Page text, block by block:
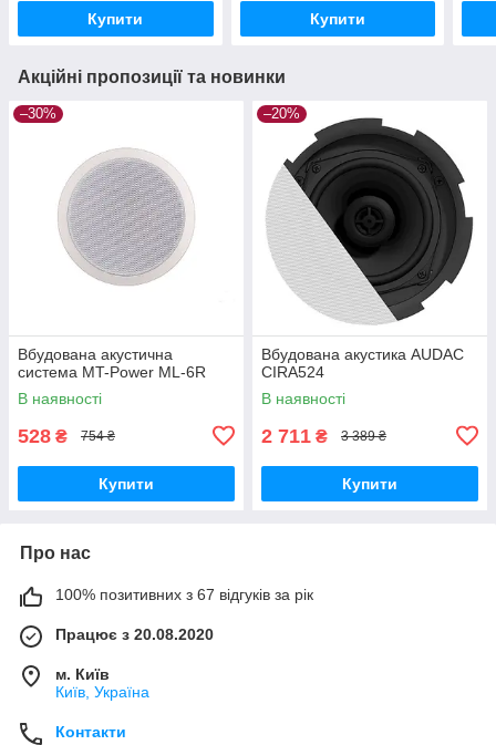
Купити Купити
Акційні пропозиції та новинки
–30%
Вбудована акустична
система MT-Power ML-6R
В наявності
528 ₴ 754 ₴
Купити
–20%
Вбудована акустика AUDAC
CIRA524
В наявності
2 711 ₴ 3 389 ₴
Купити
Про нас
100% позитивних з 67 відгуків за рік
Працює з 20.08.2020
м. Київ
Київ, Україна
Контакти